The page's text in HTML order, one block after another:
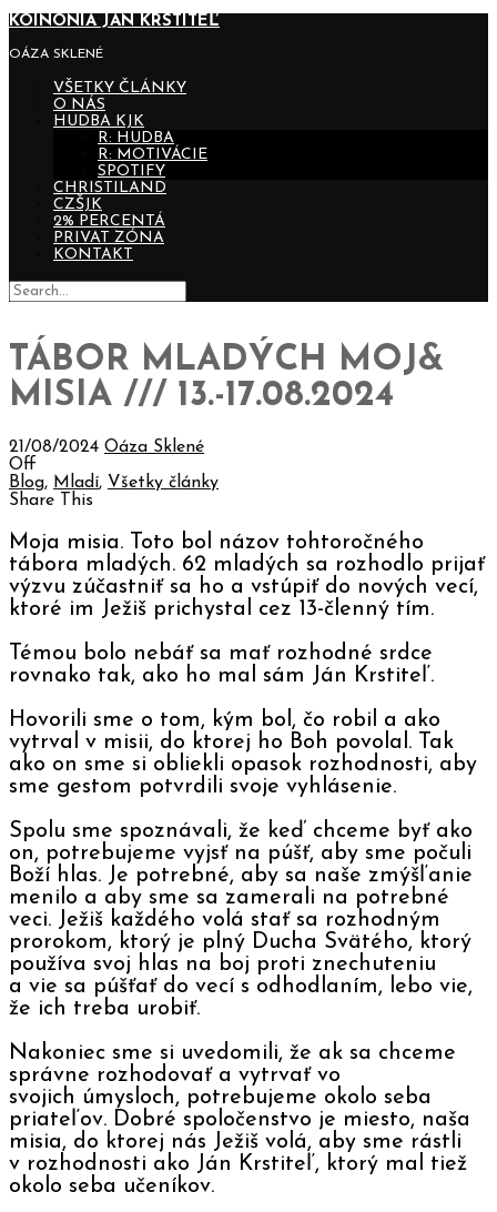
KOINONIA JÁN KRSTITEĽ
OÁZA SKLENÉ
VŠETKY ČLÁNKY
O NÁS
HUDBA KJK
R: HUDBA
R: MOTIVÁCIE
SPOTIFY
CHRISTILAND
CZŠJK
2% PERCENTÁ
PRIVAT ZÓNA
KONTAKT
TÁBOR MLADÝCH MOJ&
MISIA /// 13.-17.08.2024
21/08/2024 Oáza Sklené
Off
Blog, Mladí, Všetky články
Share This
Moja misia. Toto bol názov tohtoročného
tábora mladých. 62 mladých sa rozhodlo prijať
výzvu zúčastniť sa ho a vstúpiť do nových vecí,
ktoré im Ježiš prichystal cez 13-členný tím.
Témou bolo nebáť sa mať rozhodné srdce
rovnako tak, ako ho mal sám Ján Krstiteľ.
Hovorili sme o tom, kým bol, čo robil a ako
vytrval v misii, do ktorej ho Boh povolal. Tak
ako on sme si obliekli opasok rozhodnosti, aby
sme gestom potvrdili svoje vyhlásenie.
Spolu sme spoznávali, že keď chceme byť ako
on, potrebujeme vyjsť na púšť, aby sme počuli
Boží hlas. Je potrebné, aby sa naše zmýšľanie
menilo a aby sme sa zamerali na potrebné
veci. Ježiš každého volá stať sa rozhodným
prorokom, ktorý je plný Ducha Svätého, ktorý
používa svoj hlas na boj proti znechuteniu
a vie sa púšťať do vecí s odhodlaním, lebo vie,
že ich treba urobiť.
Nakoniec sme si uvedomili, že ak sa chceme
správne rozhodovať a vytrvať vo
svojich úmysloch, potrebujeme okolo seba
priateľov. Dobré spoločenstvo je miesto, naša
misia, do ktorej nás Ježiš volá, aby sme rástli
v rozhodnosti ako Ján Krstiteľ, ktorý mal tiež
okolo seba učeníkov.